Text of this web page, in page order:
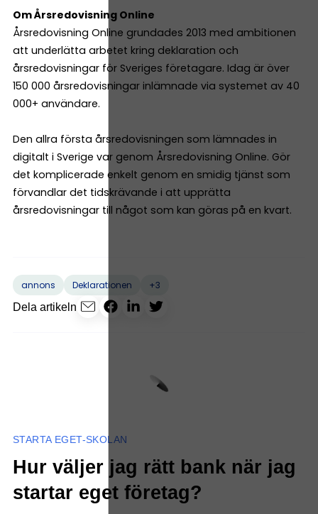
Om Årsredovisning Online
Årsredovisning Online grundades 2013 med ambitionen
att underlätta arbetet kring deklaration och
årsredovisningar för Sveriges företagare. Idag är över
150 000 årsredovisningar inlämnade via systemet av 40
000+ användare.
Den allra första årsredovisningen som lämnades in
digitalt i Sverige var genom Årsredovisning Online. Gör
det komplicerade enkelt genom en smidig tjänst som
förvandlar det tidskrävande i att upprätta
årsredovisningar till något som kan göras på en kvart.
annons Deklarationen
+3
Dela artikeln
STARTA EGET-SKOLAN
Hur väljer jag rätt bank när jag
startar eget företag?